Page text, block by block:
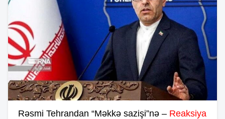
Rəsmi Tehrandan “Məkkə sazişi”nə – Reaksiya